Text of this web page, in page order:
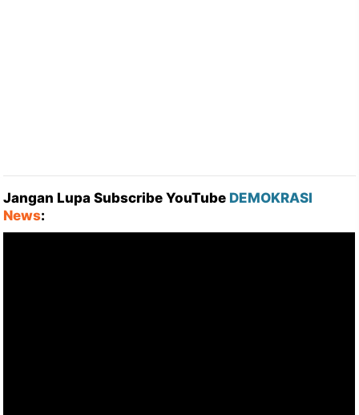
Jangan Lupa Subscribe YouTube DEMOKRASI
News: